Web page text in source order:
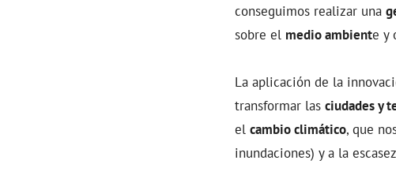
conseguimos realizar una
sobre el medio ambiente y
La aplicación de la
transformar las ciudades y
el cambio climático, que
inundaciones) y a la